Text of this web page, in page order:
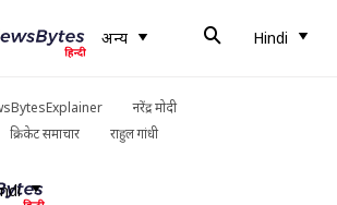
अन्य Hindi
नरेंद्र मोदी
क्रिकेट समाचार राहुल गांधी